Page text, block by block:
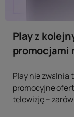
Play z
promocjami
Play nie zwalnia
promocyjne
telewizję –